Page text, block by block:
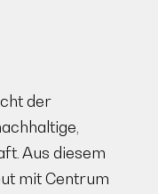
der
Aus diesem
mit Centrum